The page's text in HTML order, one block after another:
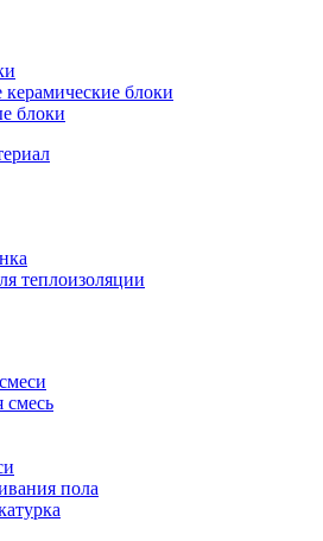
блоки
блоки
теплоизоляции
смесь
пола